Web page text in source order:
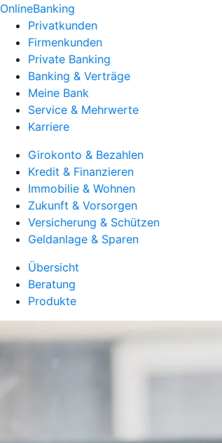
OnlineBanking
Privatkunden
Firmenkunden
Private Banking
Banking & Verträge
Meine Bank
Service & Mehrwerte
Karriere
Girokonto & Bezahlen
Kredit & Finanzieren
Immobilie & Wohnen
Zukunft & Vorsorgen
Versicherung & Schützen
Geldanlage & Sparen
Übersicht
Beratung
Produkte